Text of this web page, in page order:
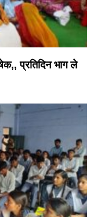
प्रतिदिन भाग ले